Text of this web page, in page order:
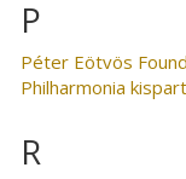
P
Péter Eötvös
Philharmonia
R